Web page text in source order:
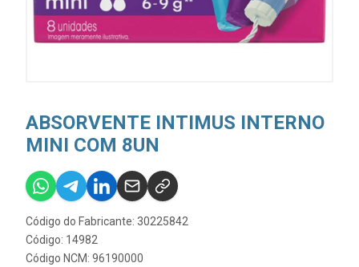
ABSORVENTE INTIMUS INTERNO
MINI COM 8UN
Código do Fabricante: 30225842
Código: 14982
Código NCM: 96190000